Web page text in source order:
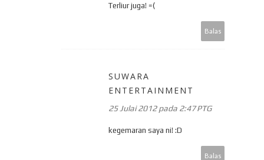
Terliur juga! =(
Balas
SUWARA
ENTERTAINMENT
25 Julai 2012 pada 2:47 PTG
kegemaran saya ni! :D
Balas